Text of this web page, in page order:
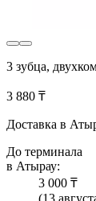
3 зубца,
3 880 ₸
Доставка в
До терминала
в Атырау:
3 000 ₸